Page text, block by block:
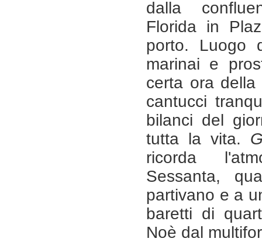
dalla
Florida in
porto.
marinai e
certa ora
cantucci
bilanci del
tutta la vita.
ricorda
Sessanta,
partivano e a
baretti di
Noè dal